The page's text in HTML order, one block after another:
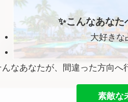
✨こんなあな
大好きな
んなあなたが、間違った方向へ
素敵な